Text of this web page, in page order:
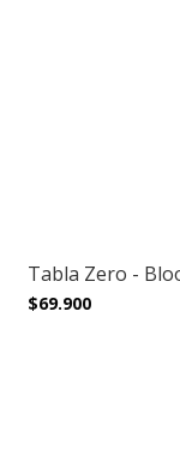
Tabla Zero -
$69.900